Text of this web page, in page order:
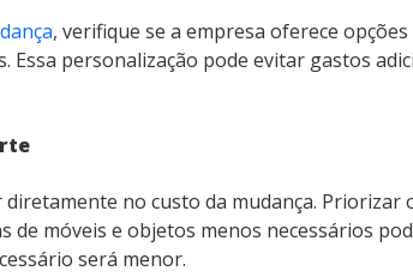
, verifique se a empresa oferece
Essa personalização pode evitar gastos
no custo da mudança.
de móveis e objetos menos necessários
será menor.